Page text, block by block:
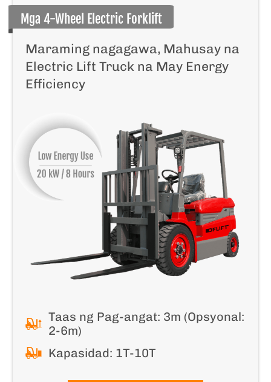
Mga 4-Wheel Electric Forklift
Maraming nagagawa, Mahusay na
Electric Lift Truck na May Energy
Efficiency
Taas ng Pag-angat: 3m (Opsyonal:
2-6m)
Kapasidad: 1T-10T